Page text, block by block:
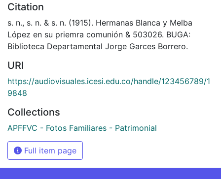
Citation
s. n., s. n. & s. n. (1915). Hermanas Blanca y Melba
López en su priemra comunión & 503026. BUGA:
Biblioteca Departamental Jorge Garces Borrero.
URI
https://audiovisuales.icesi.edu.co/handle/123456789/1
9848
Collections
APFFVC - Fotos Familiares - Patrimonial
Full item page